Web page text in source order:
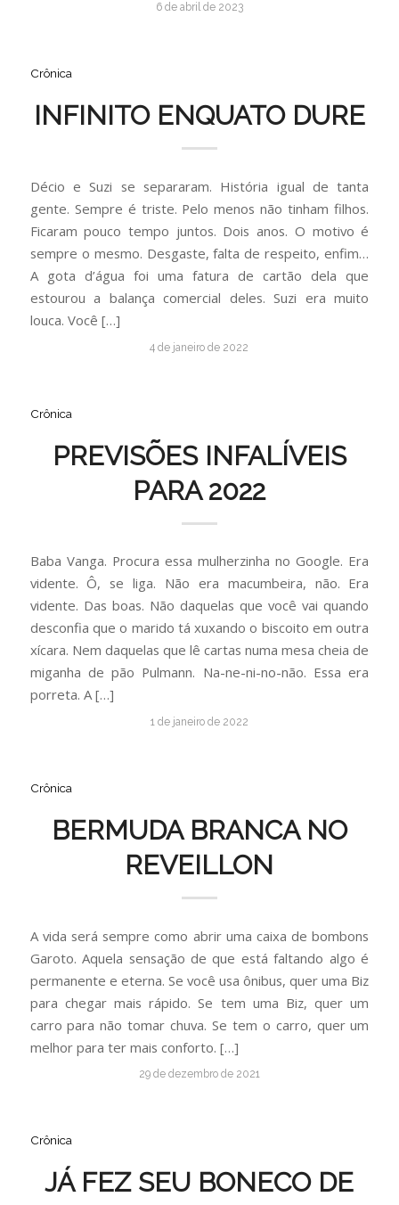
6 de abril de 2023
Crônica
INFINITO ENQUATO DURE
Décio e Suzi se separaram. História igual de tanta
gente. Sempre é triste. Pelo menos não tinham filhos.
Ficaram pouco tempo juntos. Dois anos. O motivo é
sempre o mesmo. Desgaste, falta de respeito, enfim…
A gota d’água foi uma fatura de cartão dela que
estourou a balança comercial deles. Suzi era muito
louca. Você […]
4 de janeiro de 2022
Crônica
PREVISÕES INFALÍVEIS
PARA 2022
Baba Vanga. Procura essa mulherzinha no Google. Era
vidente. Ô, se liga. Não era macumbeira, não. Era
vidente. Das boas. Não daquelas que você vai quando
desconfia que o marido tá xuxando o biscoito em outra
xícara. Nem daquelas que lê cartas numa mesa cheia de
miganha de pão Pulmann. Na-ne-ni-no-não. Essa era
porreta. A […]
1 de janeiro de 2022
Crônica
BERMUDA BRANCA NO
REVEILLON
A vida será sempre como abrir uma caixa de bombons
Garoto. Aquela sensação de que está faltando algo é
permanente e eterna. Se você usa ônibus, quer uma Biz
para chegar mais rápido. Se tem uma Biz, quer um
carro para não tomar chuva. Se tem o carro, quer um
melhor para ter mais conforto. […]
29 de dezembro de 2021
Crônica
JÁ FEZ SEU BONECO DE